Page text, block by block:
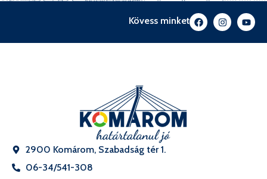
Kövess minket
2900 Komárom, Szabadság tér 1.
06-34/541-308